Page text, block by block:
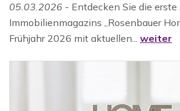
05.03.2026 - Entdecken Sie die erste
Immobilienmagazins „Rosenbauer
Frühjahr 2026 mit aktuellen... weiter